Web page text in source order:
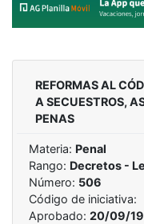
REFORMAS AL
A SECUESTROS,
PENAS
Materia: Penal
Rango: Decretos -
Número: 506
Código de iniciativa:
Aprobado: 20/09/